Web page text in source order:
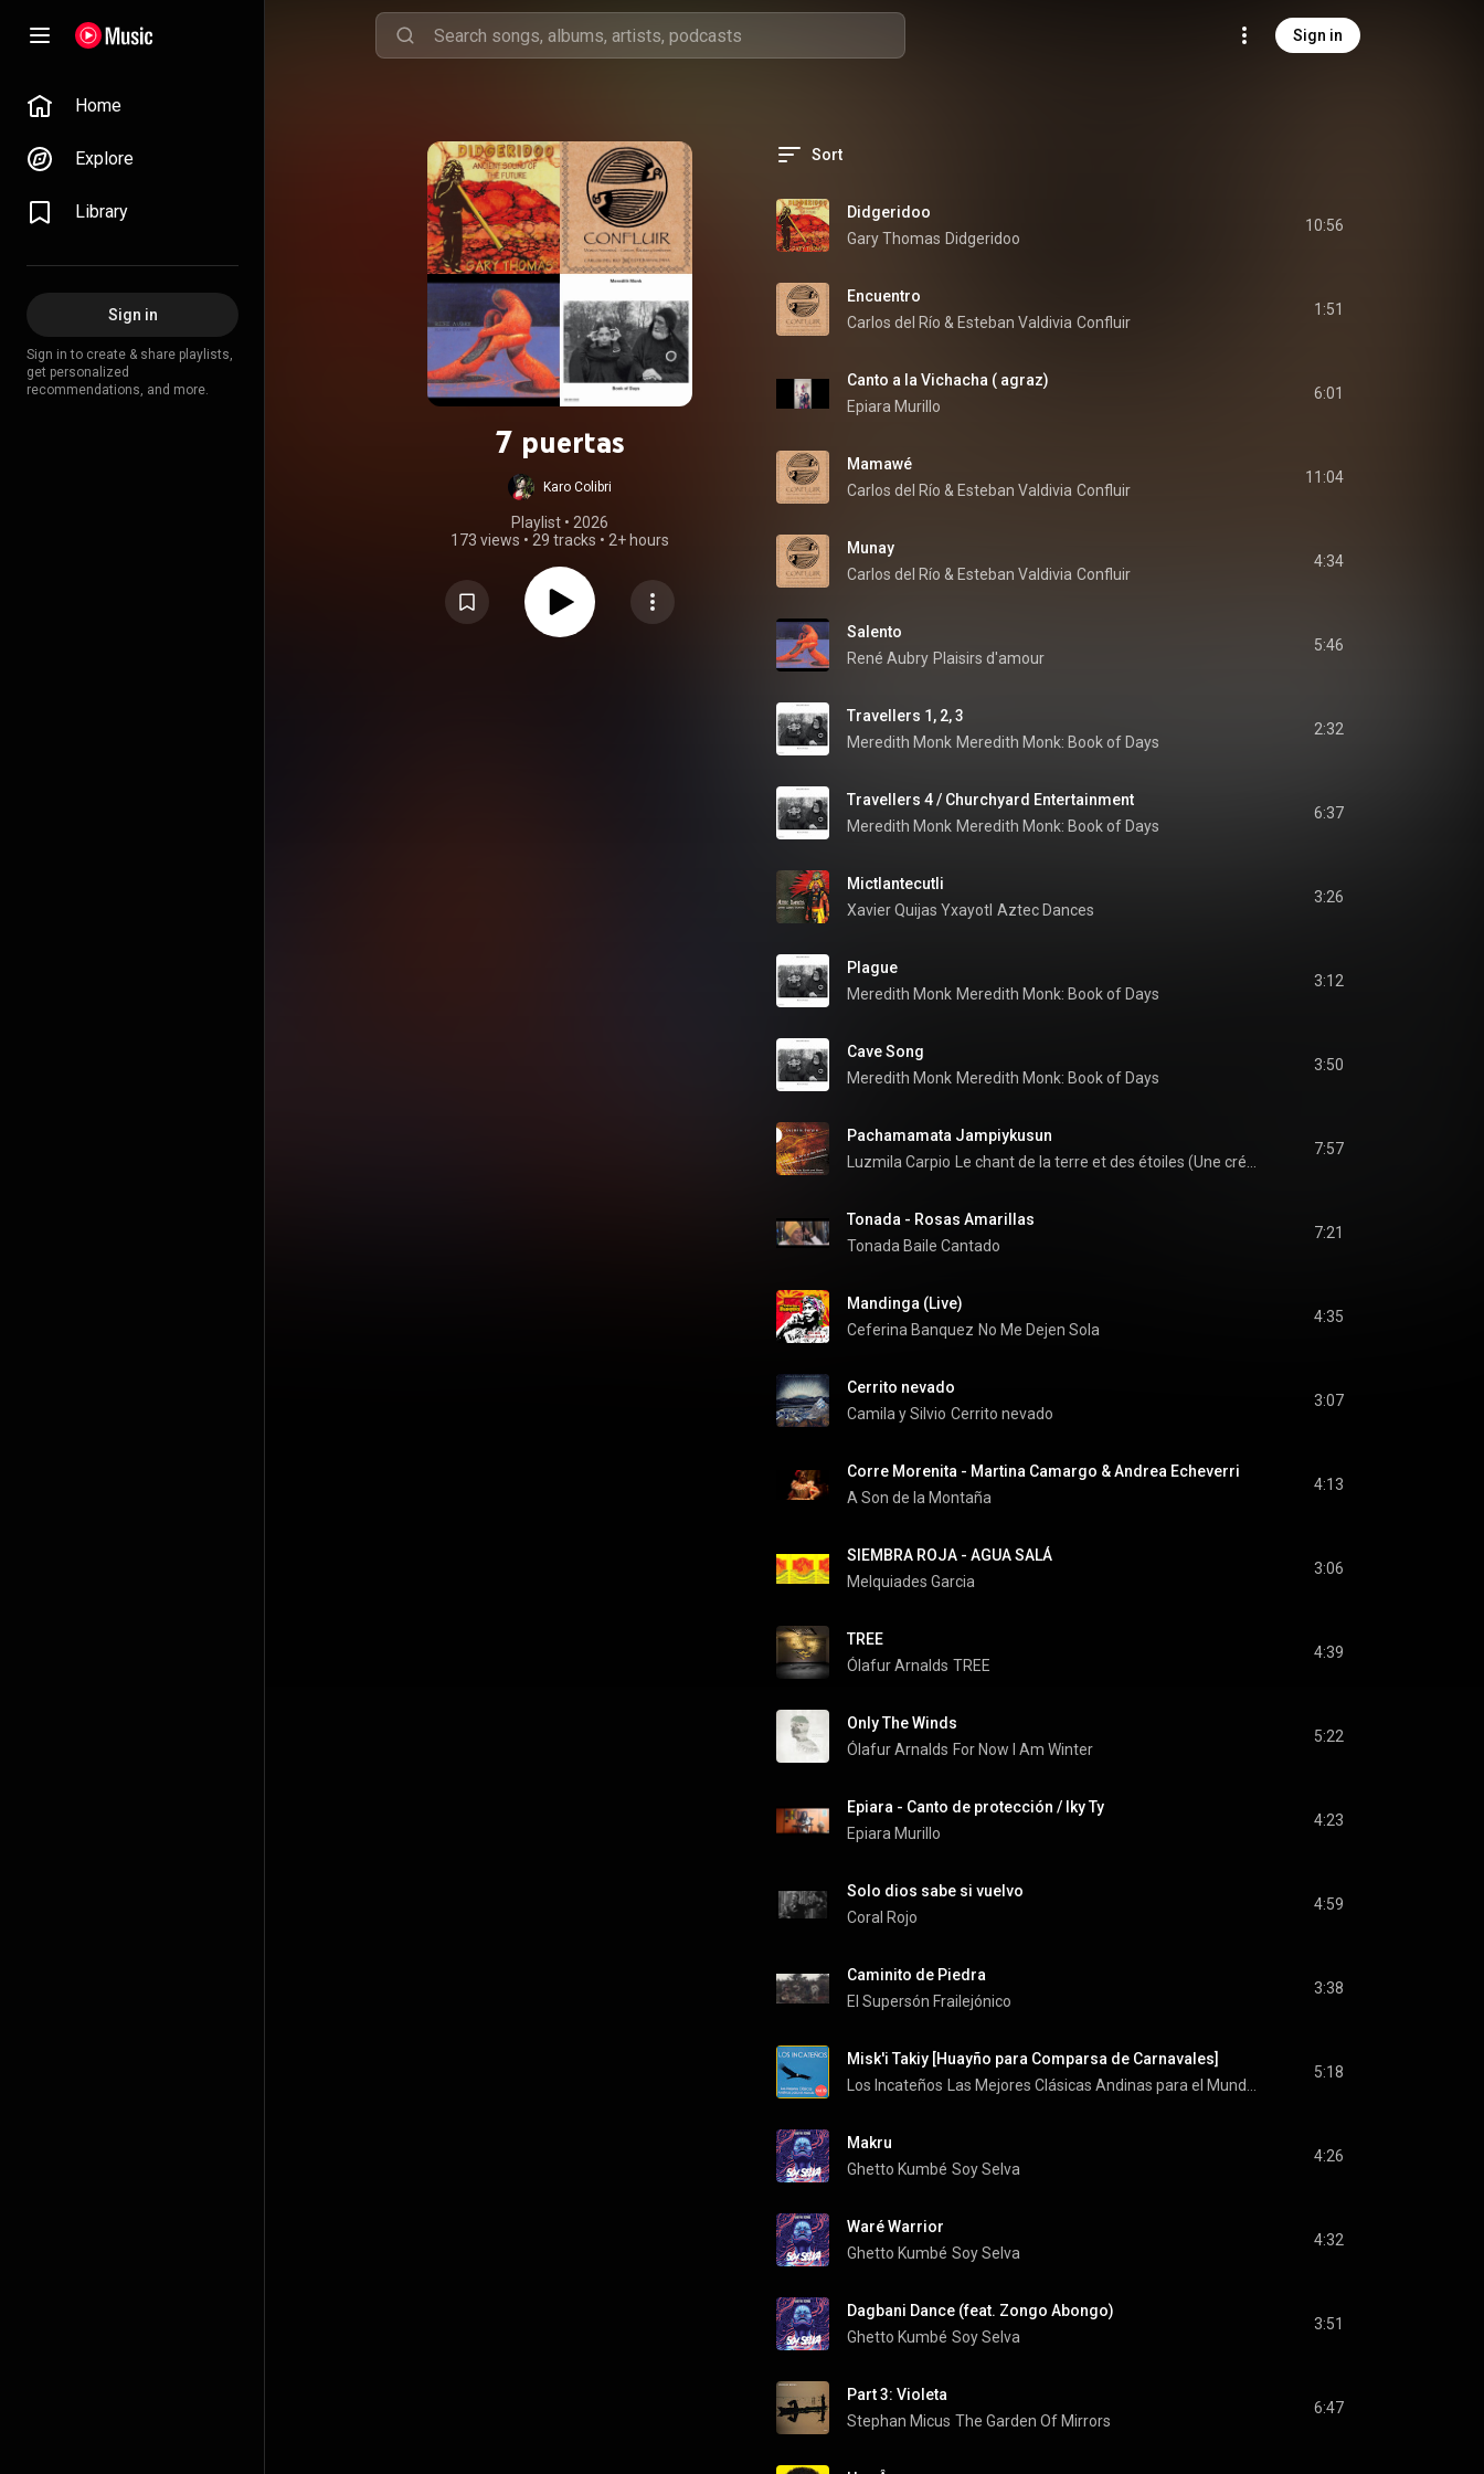
Sign in
Home
Explore
Library
Sign in
Sign in to create & share playlists,
get personalized
recommendations, and more.
7 puertas
Karo Colibri
Playlist • 2026
173 views • 29 tracks • 2+ hours
Sort
Didgeridoo
Gary Thomas Didgeridoo
10:56
Encuentro
Carlos del Río & Esteban Valdivia Confluir
1:51
Canto a la Vichacha ( agraz)
Epiara Murillo
6:01
Mamawé
Carlos del Río & Esteban Valdivia Confluir
11:04
Munay
Carlos del Río & Esteban Valdivia Confluir
4:34
Salento
René Aubry Plaisirs d'amour
5:46
Travellers 1, 2, 3
Meredith Monk Meredith Monk: Book of Days
2:32
Travellers 4 / Churchyard Entertainment
Meredith Monk Meredith Monk: Book of Days
6:37
Mictlantecutli
Xavier Quijas Yxayotl Aztec Dances
3:26
Plague
Meredith Monk Meredith Monk: Book of Days
3:12
Cave Song
Meredith Monk Meredith Monk: Book of Days
3:50
Pachamamata Jampiykusun
Luzmila Carpio
7:57
Tonada - Rosas Amarillas
Tonada Baile Cantado
7:21
Mandinga (Live)
Ceferina Banquez No Me Dejen Sola
4:35
Cerrito nevado
Camila y Silvio Cerrito nevado
3:07
Corre Morenita - Martina Camargo & Andrea Echeverri
A Son de la Montaña
4:13
SIEMBRA ROJA - AGUA SALÁ
Melquiades Garcia
3:06
TREE
Ólafur Arnalds TREE
4:39
Only The Winds
Ólafur Arnalds For Now I Am Winter
5:22
Epiara - Canto de protección / Iky Ty
Epiara Murillo
4:23
Solo dios sabe si vuelvo
Coral Rojo
4:59
Caminito de Piedra
El Supersón Frailejónico
3:38
Misk'i Takiy [Huayño para Comparsa de Carnavales]
Los Incateños
5:18
Makru
Ghetto Kumbé Soy Selva
4:26
Waré Warrior
Ghetto Kumbé Soy Selva
4:32
Dagbani Dance (feat. Zongo Abongo)
Ghetto Kumbé Soy Selva
3:51
Part 3: Violeta
Stephan Micus The Garden Of Mirrors
6:47